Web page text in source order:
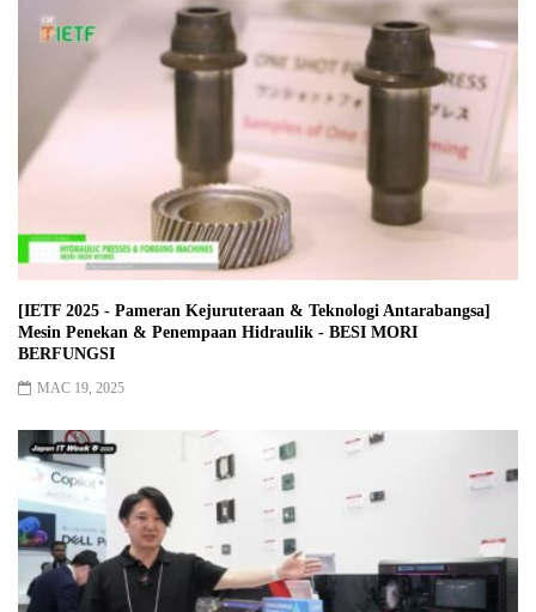
[IETF 2025 - Pameran Kejuruteraan & Teknologi Antarabangsa]
Mesin Penekan & Penempaan Hidraulik - BESI MORI
BERFUNGSI
MAC 19, 2025